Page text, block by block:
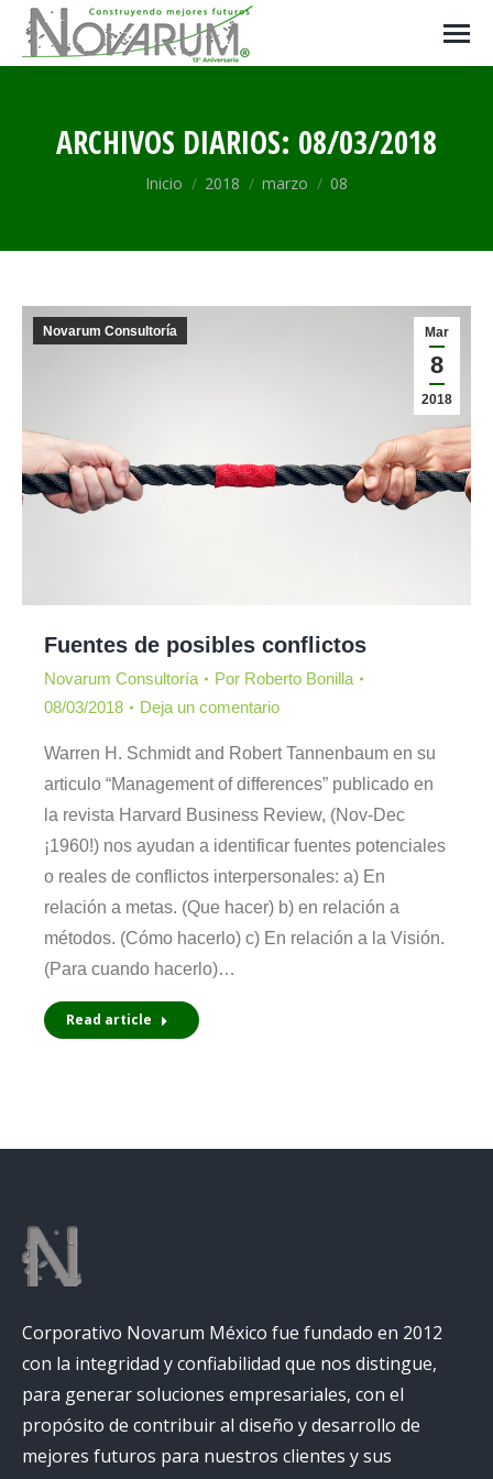
ARCHIVOS DIARIOS: 08/03/2018
Estás aquí:
Inicio 2018 marzo 08
Mar
8
2018
Novarum Consultoría
Fuentes de posibles conflictos
Novarum Consultoría Por Roberto Bonilla
08/03/2018
Deja un comentario
Warren H. Schmidt and Robert Tannenbaum en su
articulo “Management of differences” publicado en
la revista Harvard Business Review, (Nov-Dec
¡1960!) nos ayudan a identificar fuentes potenciales
o reales de conflictos interpersonales: a) En
relación a metas. (Que hacer) b) en relación a
métodos. (Cómo hacerlo) c) En relación a la Visión.
(Para cuando hacerlo)…
Read article
Corporativo Novarum México fue fundado en 2012
con la integridad y confiabilidad que nos distingue,
para generar soluciones empresariales, con el
propósito de contribuir al diseño y desarrollo de
mejores futuros para nuestros clientes y sus